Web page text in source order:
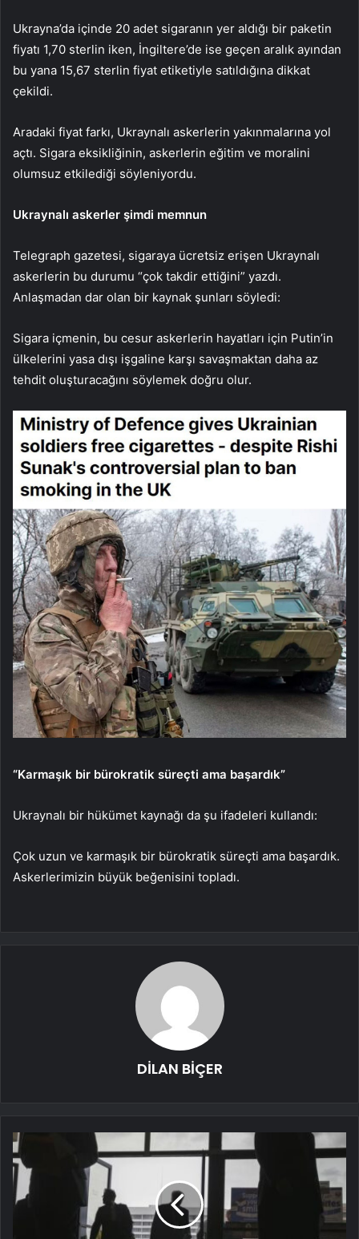
Ukrayna’da içinde 20 adet sigaranın yer aldığı bir paketin
fiyatı 1,70 sterlin iken, İngiltere’de ise geçen aralık ayından
bu yana 15,67 sterlin fiyat etiketiyle satıldığına dikkat
çekildi.
Aradaki fiyat farkı, Ukraynalı askerlerin yakınmalarına yol
açtı. Sigara eksikliğinin, askerlerin eğitim ve moralini
olumsuz etkilediği söyleniyordu.
Ukraynalı askerler şimdi memnun
Telegraph gazetesi, sigaraya ücretsiz erişen Ukraynalı
askerlerin bu durumu “çok takdir ettiğini” yazdı.
Anlaşmadan dar olan bir kaynak şunları söyledi:
Sigara içmenin, bu cesur askerlerin hayatları için Putin’in
ülkelerini yasa dışı işgaline karşı savaşmaktan daha az
tehdit oluşturacağını söylemek doğru olur.
“Karmaşık bir bürokratik süreçti ama başardık”
Ukraynalı bir hükümet kaynağı da şu ifadeleri kullandı:
Çok uzun ve karmaşık bir bürokratik süreçti ama başardık.
Askerlerimizin büyük beğenisini topladı.
DİLAN BİÇER